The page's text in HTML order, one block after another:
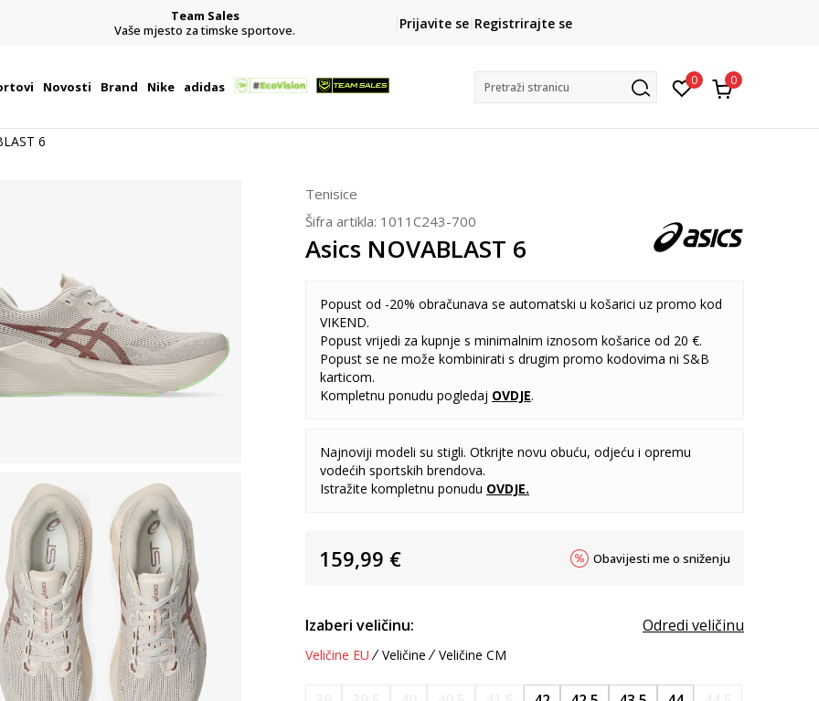
Team Sales
Vaše mjesto za timske sportove.
CLICK& COLLECT
besplatno preuzimanje u trgovini
Prijavite se Registrirajte se
Novosti Brand Nike adidas Pretraži stranicu 0 0
6
Tenisice
Šifra artikla: 1011C243-700
Asics NOVABLAST 6
Popust od -20% obračunava se automatski u košarici uz promo kod
VIKEND.
Popust vrijedi za kupnje s minimalnim iznosom košarice od 20 €.
Popust se ne može kombinirati s drugim promo kodovima ni S&B
karticom.
Kompletnu ponudu pogledaj OVDJE.
Najnoviji modeli su stigli. Otkrijte novu obuću, odjeću i opremu
vodećih sportskih brendova.
Istražite kompletnu ponudu OVDJE.
159,99 € Obavijesti me o sniženju
Izaberi veličinu: Odredi veličinu
Veličine EU Veličine Veličine CM